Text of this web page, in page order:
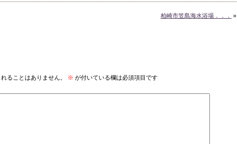
柏崎市笠島海水浴場．．． »
ることはありません。 ※ が付いている欄は必須項目です